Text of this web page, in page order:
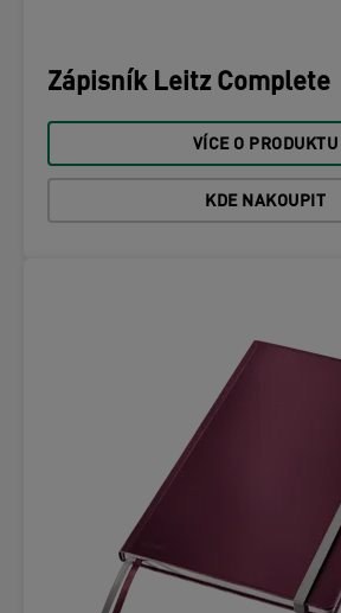
Zápisník Leitz Complete
VÍCE O PRODUKTU
KDE NAKOUPIT